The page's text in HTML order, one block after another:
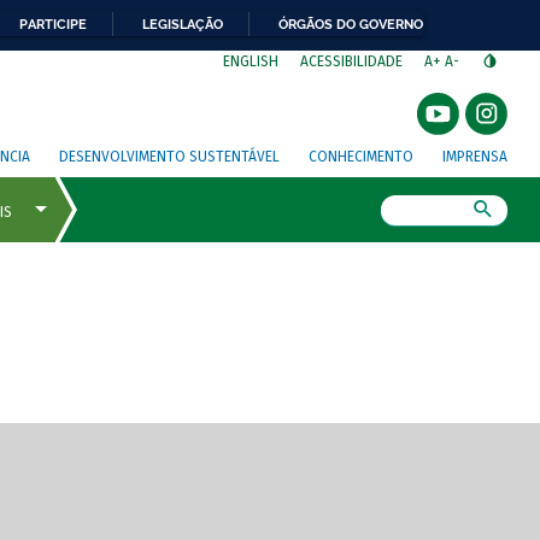
PARTICIPE LEGISLAÇÃO ÓRGÃOS DO GOVERNO
ENGLISH ACESSIBILIDADE A+ A-
DESENVOLVIMENTO SUSTENTÁVEL CONHECIMENTO IMPRENSA
de tela